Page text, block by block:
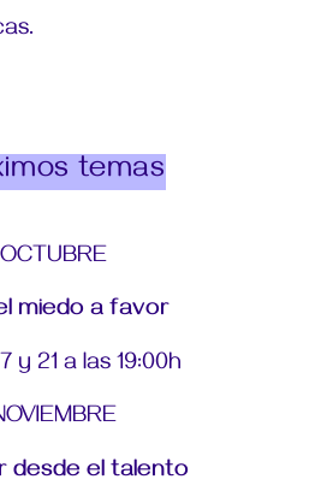
temas
OCTUBRE
miedo a favor
y 21 a las 19:00h
desde el talento